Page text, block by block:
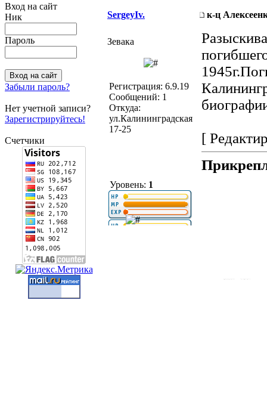
Вход на сайт
Ник
Пароль
Забыли пароль?
Нет учетной записи?
Зарегистрируйтесь!
Счетчики
SergeyIv. к-ц
Зевака
Регистрация: 6.9.19
Сообщений: 1
Откуда:
ул.Калининградская
17-25
Уровень: 1
[